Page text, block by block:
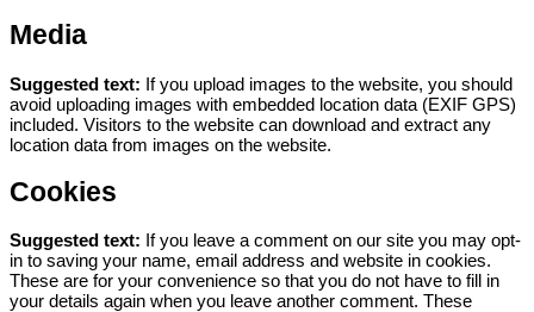
Media
Suggested text: If you upload images to the website, you should
avoid uploading images with embedded location data (EXIF GPS)
included. Visitors to the website can download and extract any
location data from images on the website.
Cookies
Suggested text: If you leave a comment on our site you may opt-
in to saving your name, email address and website in cookies.
These are for your convenience so that you do not have to fill in
your details again when you leave another comment. These